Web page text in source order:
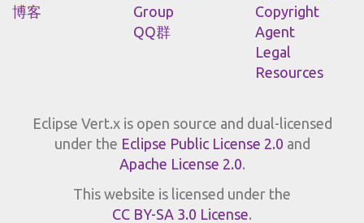
博客
Group
QQ群
Copyright
Agent
Legal
Resources
Eclipse Vert.x is open source and dual-licensed
under the Eclipse Public License 2.0 and
Apache License 2.0.
This website is licensed under the
CC BY-SA 3.0 License.